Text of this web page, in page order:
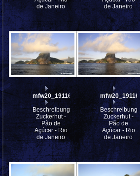
de Janeiro
de Janeiro
mfw20_191169
Beschreibung:
Zuckerhut -
Pão de
Açúcar - Rio
de Janeiro
mfw20_191160
Beschreibung:
Zuckerhut -
Pão de
Açúcar - Rio
de Janeiro